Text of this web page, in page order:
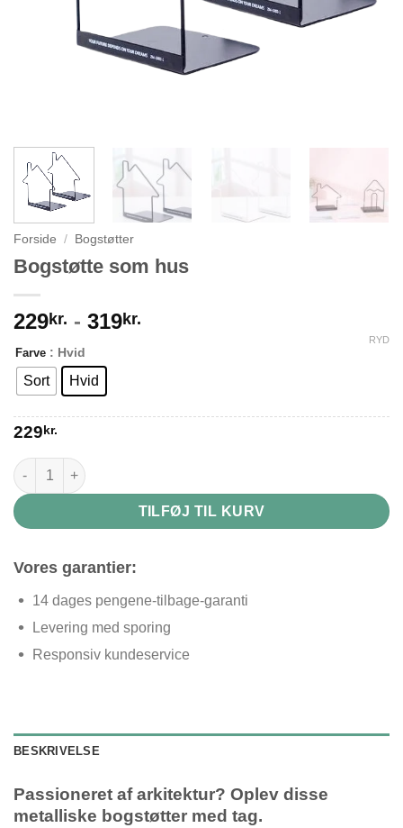
Forside / Bogstøtter
Bogstøtte som hus
229kr. - 319kr.
Farve : Hvid
Sort Hvid
RYD
229kr.
Bogstøtte som hus antal
TILFØJ TIL KURV
Vores garantier:
14 dages pengene-tilbage-garanti
Levering med sporing
Responsiv kundeservice
BESKRIVELSE
Passioneret af arkitektur? Oplev disse
metalliske bogstøtter med tag.